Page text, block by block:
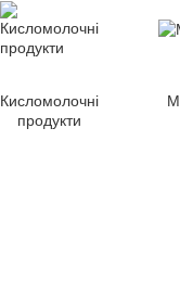
Кисломолочні
продукти